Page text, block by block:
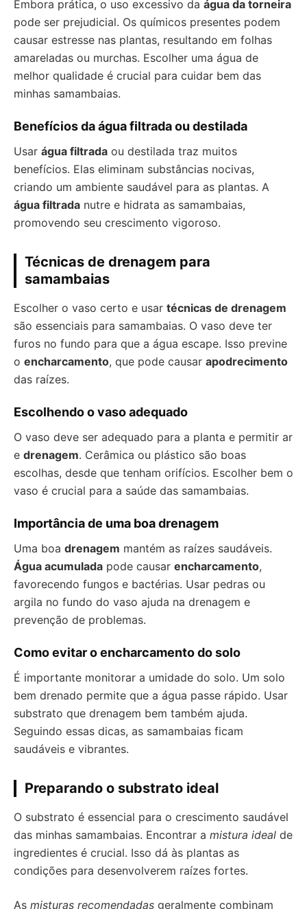
Embora prática, o uso excessivo da água da torneira
pode ser prejudicial. Os químicos presentes podem
causar estresse nas plantas, resultando em folhas
amareladas ou murchas. Escolher uma água de
melhor qualidade é crucial para cuidar bem das
minhas samambaias.
Benefícios da água filtrada ou destilada
Usar água filtrada ou destilada traz muitos
benefícios. Elas eliminam substâncias nocivas,
criando um ambiente saudável para as plantas. A
água filtrada nutre e hidrata as samambaias,
promovendo seu crescimento vigoroso.
Técnicas de drenagem para
samambaias
Escolher o vaso certo e usar técnicas de drenagem
são essenciais para samambaias. O vaso deve ter
furos no fundo para que a água escape. Isso previne
o encharcamento, que pode causar apodrecimento
das raízes.
Escolhendo o vaso adequado
O vaso deve ser adequado para a planta e permitir ar
e drenagem. Cerâmica ou plástico são boas
escolhas, desde que tenham orifícios. Escolher bem o
vaso é crucial para a saúde das samambaias.
Importância de uma boa drenagem
Uma boa drenagem mantém as raízes saudáveis.
Água acumulada pode causar encharcamento,
favorecendo fungos e bactérias. Usar pedras ou
argila no fundo do vaso ajuda na drenagem e
prevenção de problemas.
Como evitar o encharcamento do solo
É importante monitorar a umidade do solo. Um solo
bem drenado permite que a água passe rápido. Usar
substrato que drenagem bem também ajuda.
Seguindo essas dicas, as samambaias ficam
saudáveis e vibrantes.
Preparando o substrato ideal
O substrato é essencial para o crescimento saudável
das minhas samambaias. Encontrar a mistura ideal de
ingredientes é crucial. Isso dá às plantas as
condições para desenvolverem raízes fortes.
As misturas recomendadas geralmente combinam